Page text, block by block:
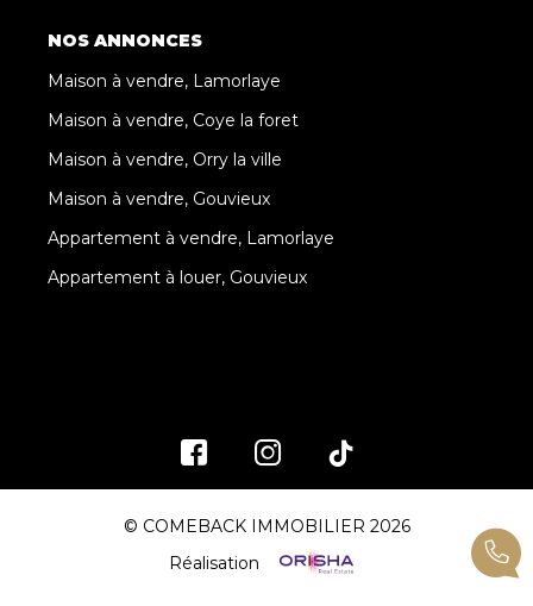
NOS ANNONCES
Maison à vendre, Lamorlaye
Maison à vendre, Coye la foret
Maison à vendre, Orry la ville
Maison à vendre, Gouvieux
Appartement à vendre, Lamorlaye
Appartement à louer, Gouvieux
© COMEBACK IMMOBILIER 2026
Réalisation